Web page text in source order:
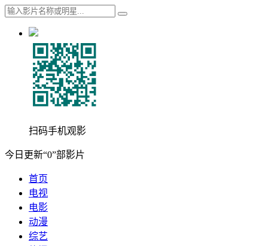
扫码手机观影
今日更新“0”部影片
首页
电视
电影
动漫
综艺